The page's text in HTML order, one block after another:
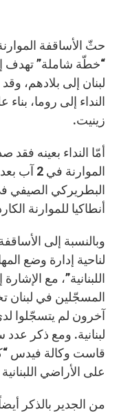
حثّ الأساقفة
“خطّة شاملة” تهدف
لبنان إلى بلادهم،
النداء إلى روما،
زينيت.
أمّا النداء بعينه
البطريركي الصيفي
أنطاكيا للموارنة
وبالنسبة إلى
لناحية إدارة وضع
اللبنانية”، مع
المسجّلين في لبنان
آخرون لم يتسجّلوا
قاست وكالة فيدس
على الأراضي
من الجدير بالذكر